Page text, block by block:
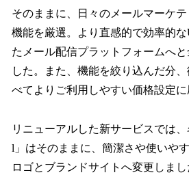
そのままに、日々のメールマーケ
機能を厳選。より直感的で効率的
たメール配信プラットフォームへ
した。また、機能を絞り込んだ分
べてよりご利用しやすい価格設定に
リニューアルした新サービスでは、
l」はそのままに、簡潔さや使いや
ロゴとブランドサイトへ変更しまし